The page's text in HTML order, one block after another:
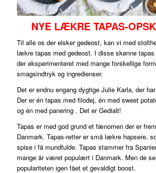
NYE LÆKRE TAPAS-
Til alle os der elsker gedeost, kan vi med
lækre tapas med gedeost. I disse skønne tapas
der eksperimenteret med mange forskellige
smagsindtryk og ingredienser.
Det er endnu engang dygtige Julie Karla, der
Der er én tapas med filodej, én med sweet
og én med panering . Det er Gedialt!
Tapas er med god grund et fænomen der er
Danmark. Tapas-retter er små lækre hapsere,
spise i få mundfulde. Tapas stammer fra
mange år været populært i Danmark. Men de
populariteten igen fået et gevaldigt boost.